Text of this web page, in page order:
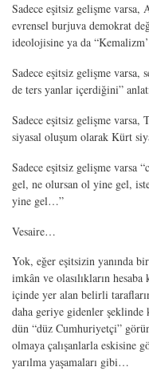
Sadece eşitsiz gelişme varsa,
evrensel burjuva demokrat
ideolojisine ya da
Sadece eşitsiz gelişme varsa,
de ters yanlar içerdiğini”
Sadece eşitsiz gelişme
siyasal oluşum olarak Kürt
Sadece eşitsiz gelişme varsa
gel, ne olursan ol yine gel,
yine gel…”
Vesaire…
Yok, eğer eşitsizin yanında
imkân ve olasılıkların
içinde yer alan belirli
daha geriye gidenler
dün “düz Cumhuriyetçi”
olmaya çalışanlarla eskisine
yarılma yaşamaları gibi…